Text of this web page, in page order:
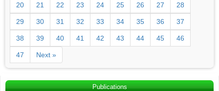
20 21 22 23 24 25 26 27 28
29 30 31 32 33 34 35 36 37
38 39 40 41 42 43 44 45 46
47 Next »
Publications